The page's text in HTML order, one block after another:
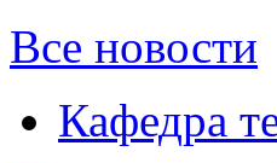
Все новости
Кафедра